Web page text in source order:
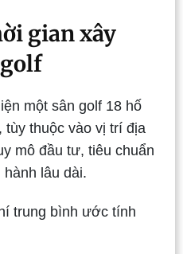
gian xây
một sân golf 18 hố
thuộc vào vị trí địa
mô đầu tư, tiêu chuẩn
hành lâu dài.
trung bình ước tính